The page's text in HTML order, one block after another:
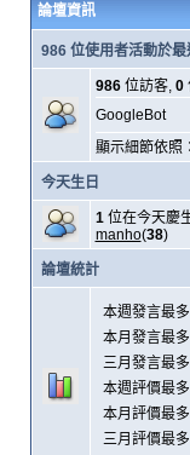
論壇資訊
986 位使用者活動於最
986位訪客, 0
GoogleBot
顯示細節依照
今天生日
1位在今天慶
manho(38)
論壇統計
本週發言最
本月發言最多
三月發言最多
本週評價最
本月評價最
三月評價最多